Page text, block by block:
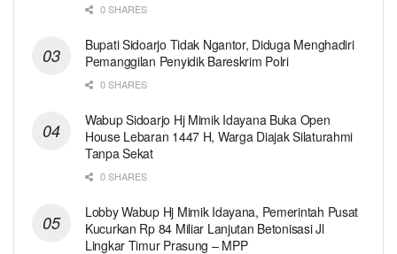
0 SHARES
Bupati Sidoarjo Tidak Ngantor, Diduga Menghadiri
Pemanggilan Penyidik Bareskrim Polri
0 SHARES
Wabup Sidoarjo Hj Mimik Idayana Buka Open
House Lebaran 1447 H, Warga Diajak Silaturahmi
Tanpa Sekat
0 SHARES
Lobby Wabup Hj Mimik Idayana, Pemerintah Pusat
Kucurkan Rp 84 Miliar Lanjutan Betonisasi Jl
Lingkar Timur Prasung – MPP